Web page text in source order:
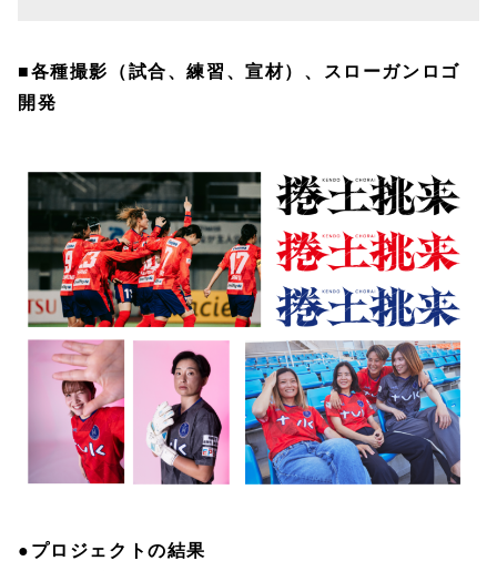
■各種撮影（試合、練習、宣材）、スローガンロゴ
開発
● プロジェクトの結果